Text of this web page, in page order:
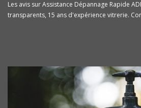
Les avis sur Assistance Dépannage Rapide
transparents, 15 ans d'expérience vitrerie.